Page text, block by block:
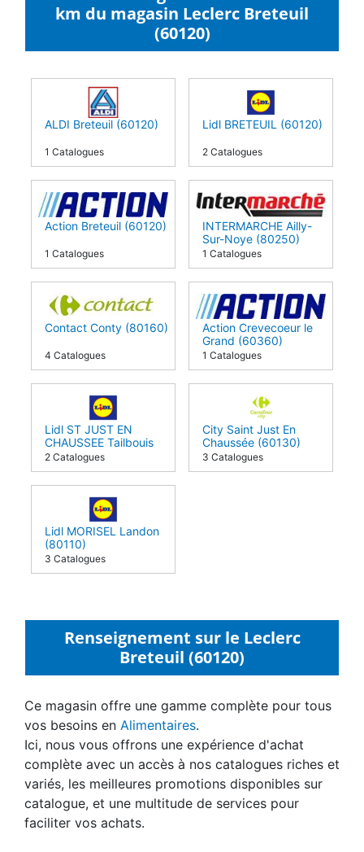
km du magasin Leclerc Breteuil
(60120)
ALDI Breteuil (60120)
1 Catalogues
Lidl BRETEUIL (60120)
2 Catalogues
Action Breteuil (60120)
1 Catalogues
INTERMARCHE Ailly-
Sur-Noye (80250)
1 Catalogues
Contact Conty (80160)
4 Catalogues
Action Crevecoeur le
Grand (60360)
1 Catalogues
Lidl ST JUST EN
CHAUSSEE Tailbouis
(60130)
2 Catalogues
City Saint Just En
Chaussée (60130)
3 Catalogues
Lidl MORISEL Landon
(80110)
3 Catalogues
Renseignement sur le Leclerc
Breteuil (60120)
Ce magasin offre une gamme complète pour tous
vos besoins en Alimentaires.
Ici, nous vous offrons une expérience d'achat
complète avec un accès à nos catalogues riches et
variés, les meilleures promotions disponibles sur
catalogue, et une multitude de services pour
faciliter vos achats.